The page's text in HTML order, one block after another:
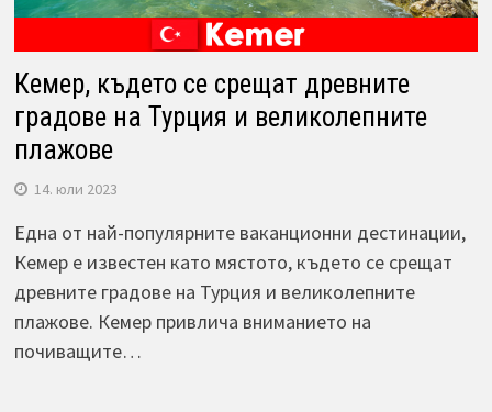
Кемер, където се срещат древните
градове на Турция и великолепните
плажове
14. юли 2023
Една от най-популярните ваканционни дестинации,
Кемер е известен като мястото, където се срещат
древните градове на Турция и великолепните
плажове. Кемер привлича вниманието на
почиващите…